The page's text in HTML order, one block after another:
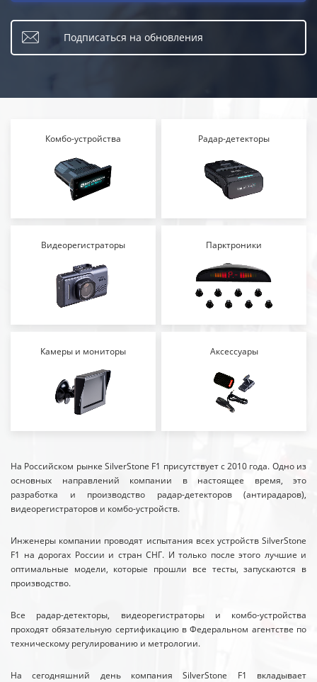
Подписаться на обновления
Комбо-устройства Радар-детекторы
Видеорегистраторы Парктроники
Камеры и мониторы Аксессуары
На Российском рынке SilverStone F1 присутствует с 2010 года. Одно из
основных направлений компании в настоящее время, это
разработка и производство радар-детекторов (антирадаров),
видеорегистраторов и комбо-устройств.
Инженеры компании проводят испытания всех устройств SilverStone
F1 на дорогах России и стран СНГ. И только после этого лучшие и
оптимальные модели, которые прошли все тесты, запускаются в
производство.
Все радар-детекторы, видеорегистраторы и комбо-устройства
проходят обязательную сертификацию в Федеральном агентстве по
техническому регулированию и метрологии.
На сегодняшний день компания SilverStone F1 вкладывает